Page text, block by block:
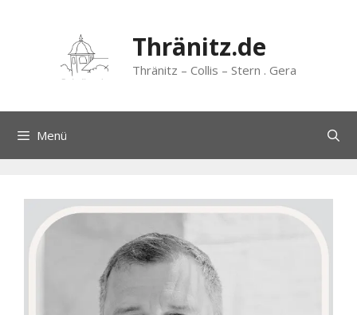
springen
Thränitz.de
Thränitz – Collis – Stern . Gera
Menü